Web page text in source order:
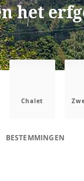
het
Chalet
BESTEMMINGEN